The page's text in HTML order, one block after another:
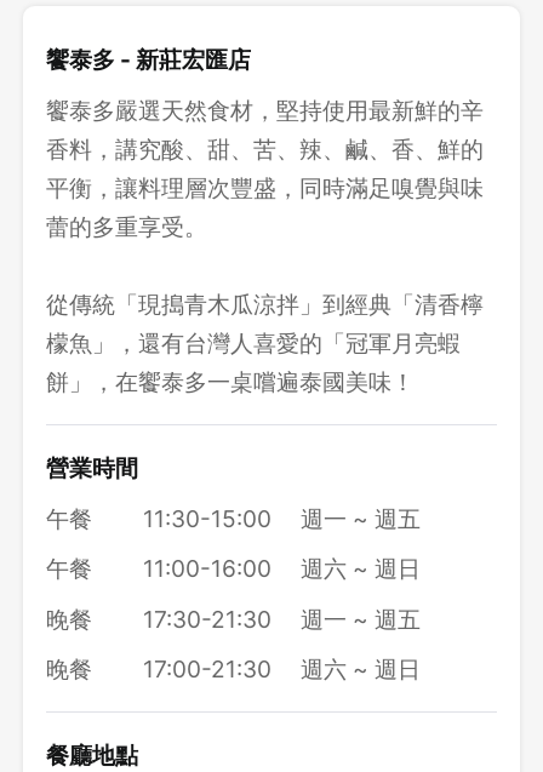
饗泰多 - 新莊宏匯店
饗泰多嚴選天然食材，堅持使用最新鮮的辛
香料，講究酸、甜、苦、辣、鹹、香、鮮的
平衡，讓料理層次豐盛，同時滿足嗅覺與味
蕾的多重享受。
從傳統「現搗青木瓜涼拌」到經典「清香檸
檬魚」，還有台灣人喜愛的「冠軍月亮蝦
餅」，在饗泰多一桌嚐遍泰國美味！
營業時間
午餐
11:30-15:00
週一 ~ 週五
午餐
11:00-16:00
週六 ~ 週日
晚餐
17:30-21:30
週一 ~ 週五
晚餐
17:00-21:30 週六 ~ 週日
餐廳地點